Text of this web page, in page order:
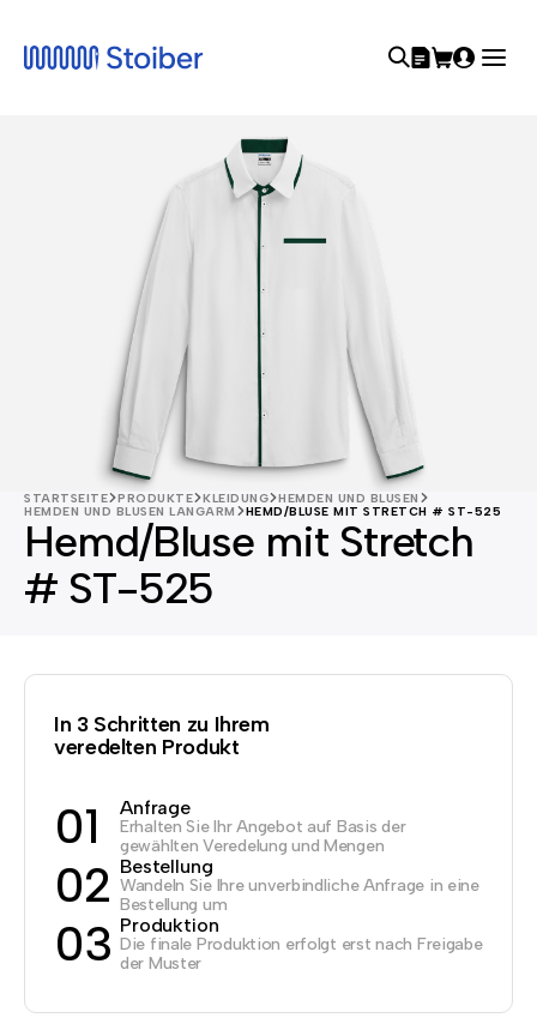
STARTSEITE PRODUKTE KLEIDUNG
HEMDEN UND BLUSEN
HEMDEN UND BLUSEN LANGARM
HEMD/BLUSE MIT STRETCH # ST-525
Hemd/Bluse mit Stretch
# ST-525
In 3 Schritten zu Ihrem
veredelten Produkt
01 Anfrage
Erhalten Sie Ihr Angebot auf Basis der
gewählten Veredelung und Mengen
02 Bestellung
Wandeln Sie Ihre unverbindliche Anfrage in eine
Bestellung um
03 Produktion
Die finale Produktion erfolgt erst nach Freigabe
der Muster